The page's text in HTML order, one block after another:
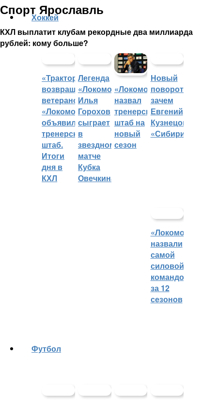
Спорт Ярославль
КХЛ выплатит клубам рекордные два миллиарда
рублей: кому больше?
Хоккей
«Трактор»
возвращает
ветеранов,
«Локомотив»
объявил
тренерский
штаб.
Итоги
дня в
КХЛ
Легенда
«Локомотива»
Илья
Горохов
сыграет
в
звездном
матче
Кубка
Овечкина
«Локомотив»
назвал
тренерский
штаб на
новый
сезон
Новый
поворот:
зачем
Евгений
Кузнецов
«Сибири»?
«Локомотив»
назвали
самой
силовой
командой
за 12
сезонов
Футбол